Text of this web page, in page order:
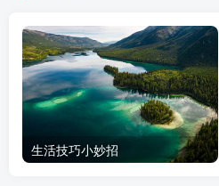
生活技巧小妙招